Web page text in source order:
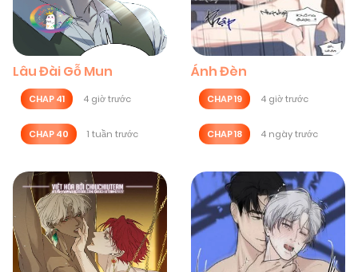
Lâu Đài Gỗ Mun
CHAP 41 4 giờ trước
CHAP 40 1 tuần trước
Ánh Đèn
CHAP 19 4 giờ trước
CHAP 18 4 ngày trước